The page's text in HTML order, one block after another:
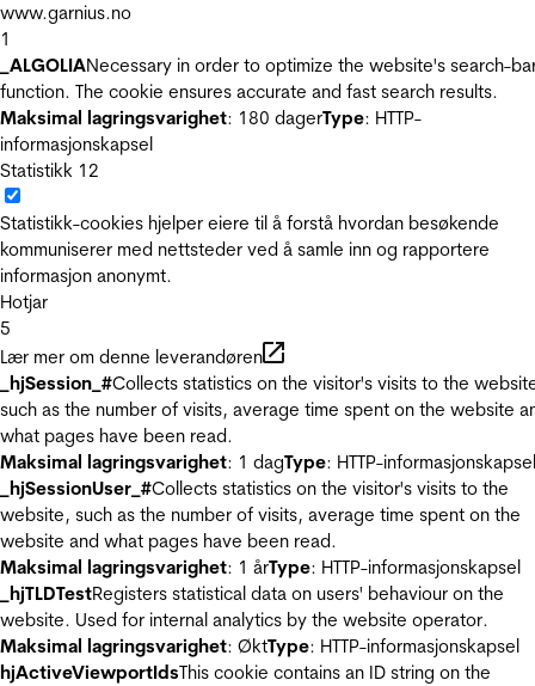
www.garnius.no
1
_ALGOLIANecessary in order to optimize the website's search-
function. The cookie ensures accurate and fast search results.
Maksimal lagringsvarighet: 180 dagerType: HTTP-
informasjonskapsel
Statistikk 12
Statistikk-cookies hjelper eiere til å forstå hvordan besøkende
kommuniserer med nettsteder ved å samle inn og rapportere
informasjon anonymt.
Hotjar
5
Lær mer om denne leverandøren
_hjSession_#Collects statistics on the visitor's visits to the
such as the number of visits, average time spent on the website
what pages have been read.
Maksimal lagringsvarighet: 1 dagType: HTTP-informasjonskapsel
_hjSessionUser_#Collects statistics on the visitor's visits to the
website, such as the number of visits, average time spent on the
website and what pages have been read.
Maksimal lagringsvarighet: 1 årType: HTTP-informasjonskapsel
_hjTLDTestRegisters statistical data on users' behaviour on the
website. Used for internal analytics by the website operator.
Maksimal lagringsvarighet: ØktType: HTTP-informasjonskapsel
hjActiveViewportIdsThis cookie contains an ID string on the